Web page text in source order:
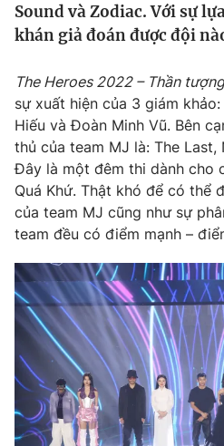
Thế giới đó đây
Câu chuyện quốc tế
Tài chính
Góc doanh nghiệp
Dữ liệu và đời sống
Truyền hình
Phim VTV
Hậu trường
Nhân vật
Khán giả
Giải sao mai
Giải trí
Điện ảnh
Âm nhạc
Đời sống
Du lịch
Làm đẹp
Chất lượng cuộc sống
Tuyển sinh
Học trực tuyến
Công nghệ
Hitech Công nghệ tương lai
Sản phẩm
Thị trường
Giao lưu trực tuyến
Lịch phát sóng
Sound và Zodiac. Với sự
khán giả đoán được đội
The Heroes 2022 – Thần
sự xuất hiện của 3 giám
Hiếu và Đoàn Minh Vũ. Bên
thủ của team MJ là: The
Đây là một đêm thi dành cho
Quá Khứ. Thật khó để có thể
của team MJ cũng như sự
team đều có điểm mạnh –